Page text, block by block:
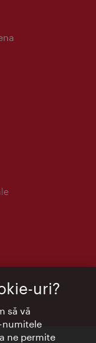
uri?
să vă
numitele
ne permite